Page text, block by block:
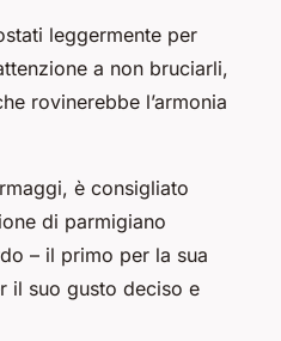
leggermente per
a non bruciarli,
rovinerebbe l’armonia
è consigliato
di parmigiano
– il primo per la sua
il suo gusto deciso e